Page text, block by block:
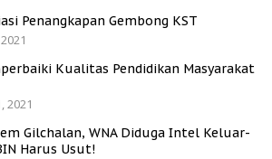
Penangkapan Gembong KST
Kualitas Pendidikan Masyarakat
2021
Gilchalan, WNA Diduga Intel Keluar-
Harus Usut!